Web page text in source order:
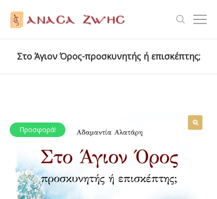
Στο Άγιον Όρος-προσκυνητής ή επισκέπτης;
Προσφορά!